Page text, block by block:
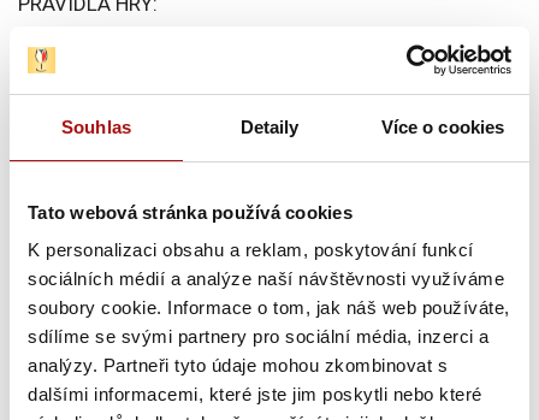
Souhlas Detaily Více o cookies
Tato webová stránka používá cookies
K personalizaci obsahu a reklam, poskytování funkcí
sociálních médií a analýze naší návštěvnosti využíváme
soubory cookie. Informace o tom, jak náš web používáte,
sdílíme se svými partnery pro sociální média, inzerci a
analýzy. Partneři tyto údaje mohou zkombinovat s
dalšími informacemi, které jste jim poskytli nebo které
Cílem hry „Vitaj ve vinohradě!“ je nasbírat plný počet
žetonů ve svém poli. Žetony získáváte různými způsoby.
Kvízové otázky: Správně zodpovězené otázky vám
přidají žetony.
Strasti a radosti vinaře: V průběhu hry budete čelit
různým situacím, které mohou ovlivnit váš postup.
Některé vám žetony přidají nebo odeberou, jiné vás
mohou zase zpomalit.
Vyhrává hráč, který jako první nasbírá plný počet žetonů.
Hra je kombinací vědomostí, štěstí a strategie –
vyhrává ten, kdo nejlépe zvládne všechny tři aspekty.